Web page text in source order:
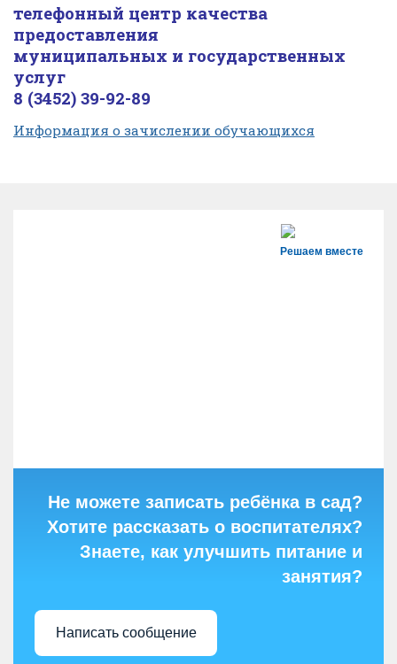
телефонный центр качества
предоставления
муниципальных и государственных
услуг
8 (3452) 39-92-89
Информация о зачислении обучающихся
Решаем вместе
Не можете записать ребёнка в сад?
Хотите рассказать о воспитателях?
Знаете, как улучшить питание и
занятия?
Написать сообщение